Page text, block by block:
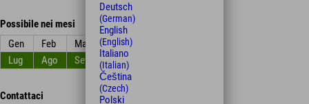
Possibile nei mesi
Gen
Feb Mar Apr
Lug
Ago Set Ott
Contattaci
Deutsch
(German)
English
(English)
Italiano
(Italian)
Čeština
(Czech)
Polski